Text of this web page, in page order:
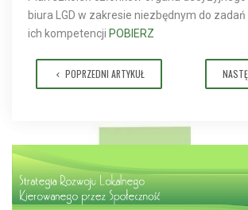
biura LGD w zakresie niezbędnym do
ich kompetencji POBIERZ
POPRZEDNI ARTYKUŁ